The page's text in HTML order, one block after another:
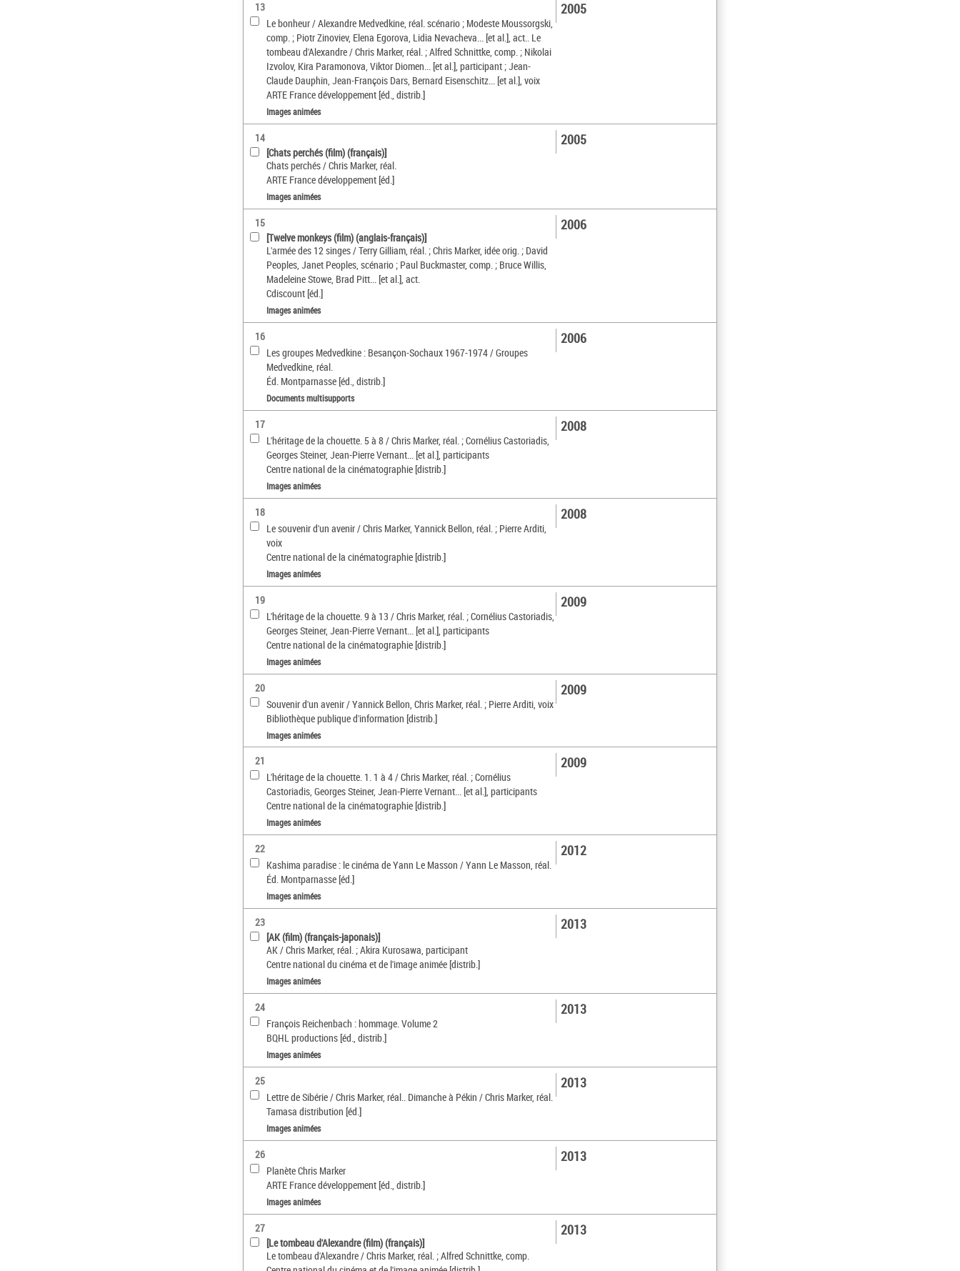
13
Le bonheur / Alexandre Medvedkine, réal. scénario ; Modeste Moussorgski,
comp. ; Piotr Zinoviev, Elena Egorova, Lidia Nevacheva... [et al.], act.. Le
tombeau d'Alexandre / Chris Marker, réal. ; Alfred Schnittke, comp. ; Nikolai
Izvolov, Kira Paramonova, Viktor Diomen... [et al.], participant ; Jean-
Claude Dauphin, Jean-François Dars, Bernard Eisenschitz... [et al.], voix
ARTE France développement [éd., distrib.]
2005
Images animées
14
[Chats perchés (film) (français)]
Chats perchés / Chris Marker, réal.
ARTE France développement [éd.]
2005
Images animées
15
[Twelve monkeys (film) (anglais-français)]
L'armée des 12 singes / Terry Gilliam, réal. ; Chris Marker, idée orig. ; David
Peoples, Janet Peoples, scénario ; Paul Buckmaster, comp. ; Bruce Willis,
Madeleine Stowe, Brad Pitt... [et al.], act.
Cdiscount [éd.]
2006
Images animées
16
Les groupes Medvedkine : Besançon-Sochaux 1967-1974 / Groupes
Medvedkine, réal.
Éd. Montparnasse [éd., distrib.]
2006
Documents multisupports
17
L'héritage de la chouette. 5 à 8 / Chris Marker, réal. ; Cornélius Castoriadis,
Georges Steiner, Jean-Pierre Vernant... [et al.], participants
Centre national de la cinématographie [distrib.]
2008
Images animées
18
Le souvenir d'un avenir / Chris Marker, Yannick Bellon, réal. ; Pierre Arditi,
voix
Centre national de la cinématographie [distrib.]
2008
Images animées
19
L'héritage de la chouette. 9 à 13 / Chris Marker, réal. ; Cornélius Castoriadis,
Georges Steiner, Jean-Pierre Vernant... [et al.], participants
Centre national de la cinématographie [distrib.]
2009
Images animées
20
Souvenir d'un avenir / Yannick Bellon, Chris Marker, réal. ; Pierre Arditi, voix
Bibliothèque publique d'information [distrib.]
2009
Images animées
21
L'héritage de la chouette. 1. 1 à 4 / Chris Marker, réal. ; Cornélius
Castoriadis, Georges Steiner, Jean-Pierre Vernant... [et al.], participants
Centre national de la cinématographie [distrib.]
2009
Images animées
22
Kashima paradise : le cinéma de Yann Le Masson / Yann Le Masson, réal.
Éd. Montparnasse [éd.]
2012
Images animées
23
[AK (film) (français-japonais)]
AK / Chris Marker, réal. ; Akira Kurosawa, participant
Centre national du cinéma et de l'image animée [distrib.]
2013
Images animées
24
François Reichenbach : hommage. Volume 2
BQHL productions [éd., distrib.]
2013
Images animées
25
Lettre de Sibérie / Chris Marker, réal.. Dimanche à Pékin / Chris Marker, réal.
Tamasa distribution [éd.]
2013
Images animées
26
Planète Chris Marker
ARTE France développement [éd., distrib.]
2013
Images animées
27
[Le tombeau d'Alexandre (film) (français)]
Le tombeau d'Alexandre / Chris Marker, réal. ; Alfred Schnittke, comp.
2013